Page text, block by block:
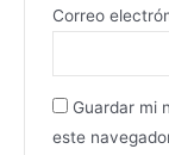
Correo
Guardar mi
este